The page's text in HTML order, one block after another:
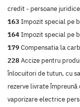
credit - persoane
163 Impozit special pe
164Impozit special pe
179Compensatia la
228Accize pentru
înlocuitori de tutun, cu
rezerve livrate
vaporizare electrice